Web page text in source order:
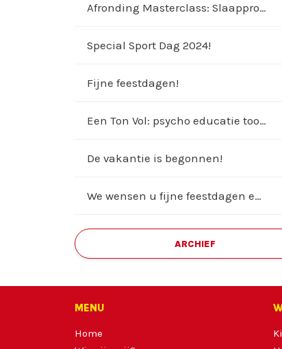
Afronding Masterclass: Slaapproble...
Special Sport Dag 2024!
Fijne feestdagen!
Een Ton Vol: psycho educatie tool ...
De vakantie is begonnen!
We wensen u fijne feestdagen en ee...
ARCHIEF
MENU
Home